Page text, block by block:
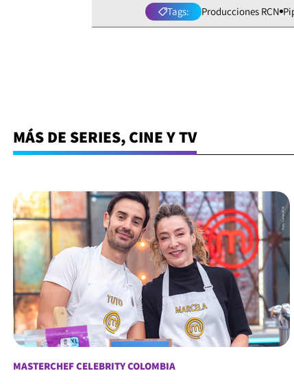
Tags: Producciones RCN
MÁS DE SERIES, CINE Y TV
MASTERCHEF CELEBRITY COLOMBIA